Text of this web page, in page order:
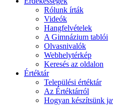
Rólunk írták
Videók
Hangfelvételek
A Gimnázium tablói
Olvasnivalók
Webhelytérkép
Keresés az oldalon
Értéktár
Települési értéktár
Az Értéktárról
Hogyan készítsünk